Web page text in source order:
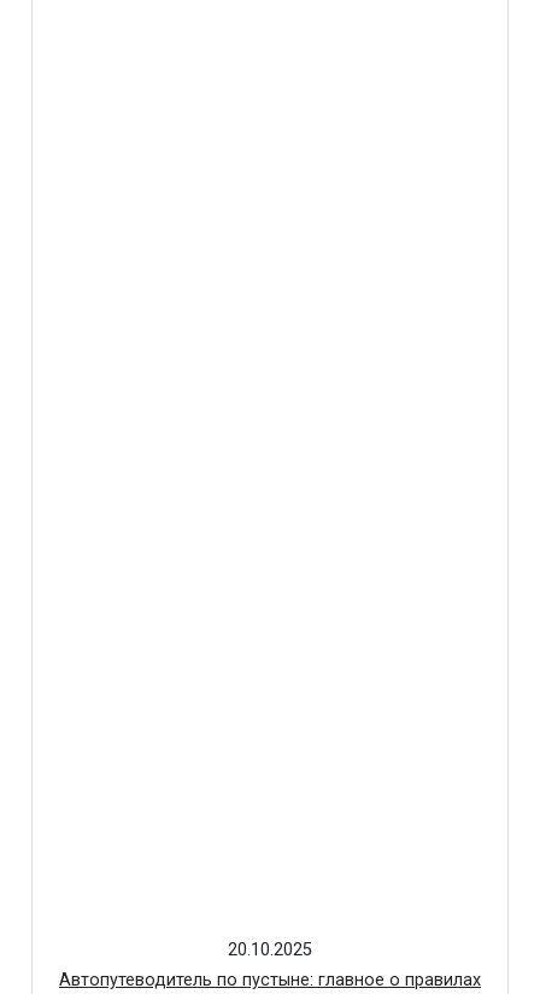
20.10.2025
Автопутеводитель по пустыне: главное о правилах